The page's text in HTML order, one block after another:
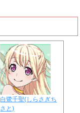
白鷺千聖(しらさぎち
さと)